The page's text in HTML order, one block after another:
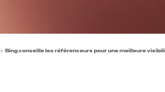
>Bing conseille les référenceurs pour une meilleure